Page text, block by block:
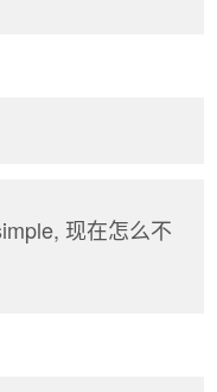
现在怎么不